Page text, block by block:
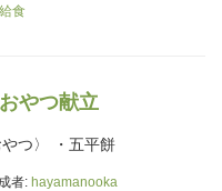
食
やつ献立
つ〉 ・五平餅
者: hayamanooka